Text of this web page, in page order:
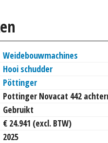
Weidebouwmachines
Hooi schudder
Pöttinger
Pottinger Novacat 442
Gebruikt
€ 24.941 (excl. BTW)
2025